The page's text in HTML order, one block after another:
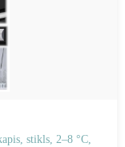
stikls, 2–8 °C,